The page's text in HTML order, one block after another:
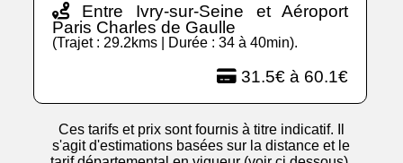
Entre Ivry-sur-Seine et Aéroport
Paris Charles de Gaulle
(Trajet : 29.2kms | Durée : 34 à 40min).
31.5€ à 60.1€
Ces tarifs et prix sont fournis à titre indicatif. Il
s'agit d'estimations basées sur la distance et le